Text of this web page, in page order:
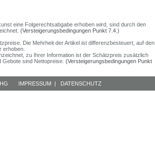
eine Folgerechtsabgabe erhoben wird, sind durch den
(Versteigerungsbedingungen Punkt 7.4.)
Die Mehrheit der Artikel ist differenzbesteuert, auf den
erhoben.
zu Ihrer Information ist der Schätzpreis zusätzlich
sind Nettopreise. (Versteigerungsbedingungen Punkt
IMPRESSUM | DATENSCHUTZ